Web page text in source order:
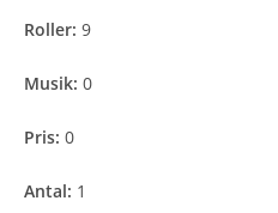
Roller: 9
Musik: 0
Pris: 0
Antal: 1